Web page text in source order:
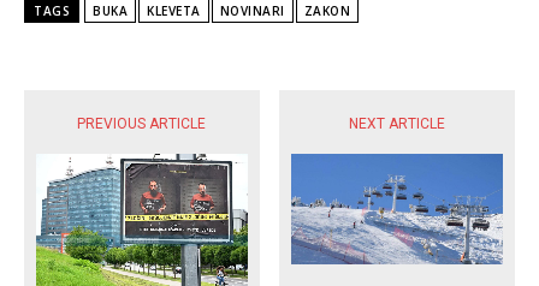
TAGS BUKA KLEVETA NOVINARI ZAKON
PREVIOUS ARTICLE NEXT ARTICLE